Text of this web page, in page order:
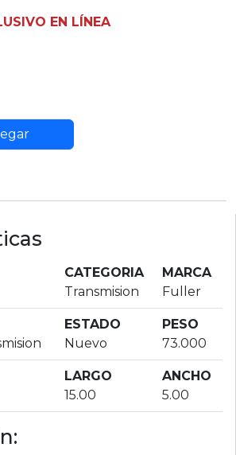
EN LÍNEA
CATEGORIA
Transmision
MARCA
Fuller
ESTADO
Nuevo
PESO
73.000
LARGO
15.00
ANCHO
5.00